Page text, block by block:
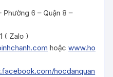
Phường 6 – Quận 8 –
( Zalo )
hoặcwww.ho
hocdanquan